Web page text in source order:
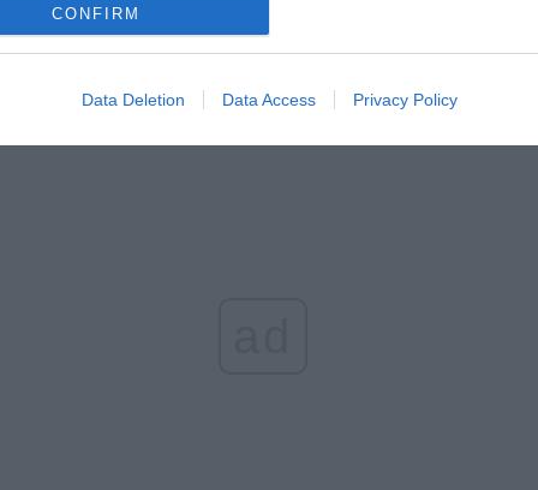
CONFIRM
Data Deletion Data Access Privacy Policy
1 (Bielany)